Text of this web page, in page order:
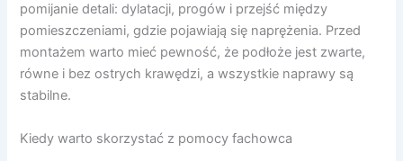
pomijanie detali: dylatacji, progów i przejść między
pomieszczeniami, gdzie pojawiają się naprężenia. Przed
montażem warto mieć pewność, że podłoże jest zwarte,
równe i bez ostrych krawędzi, a wszystkie naprawy są
stabilne.
Kiedy warto skorzystać z pomocy fachowca